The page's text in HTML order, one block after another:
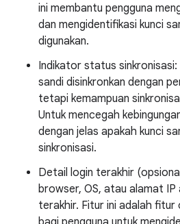
ini membantu pengguna
dan mengidentifikasi kunci
digunakan.
Indikator status
sandi disinkronkan dengan
tetapi kemampuan
Untuk mencegah
dengan jelas apakah kunci
sinkronisasi.
Detail login terakhir
browser, OS, atau alamat IP
terakhir. Fitur ini adalah fitur